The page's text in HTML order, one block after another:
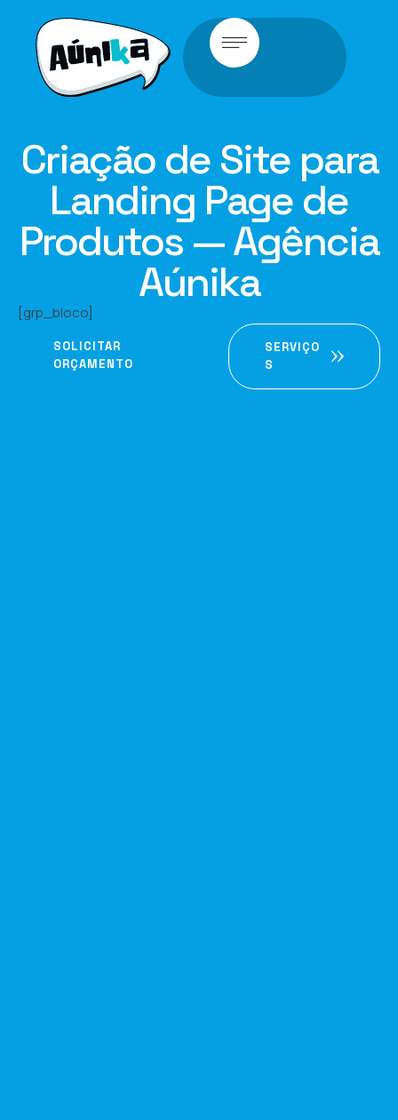
Criação de Site para
Landing Page de
Produtos — Agência
Aúnika
[grp_bloco]
SOLICITAR
ORÇAMENTO
SERVIÇO
S